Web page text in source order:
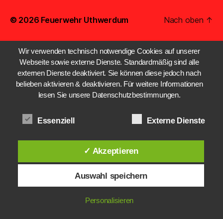
© 2026 Feuerwehr Uthwerdum Nach oben ↑
Wir verwenden technisch notwendige Cookies auf unserer
Webseite sowie externe Dienste. Standardmäßig sind alle
externen Dienste deaktiviert. Sie können diese jedoch nach
belieben aktivieren & deaktivieren. Für weitere Informationen
lesen Sie unsere Datenschutzbestimmungen.
Essenziell Externe Dienste
✓ Akzeptieren
Auswahl speichern
Personalisieren